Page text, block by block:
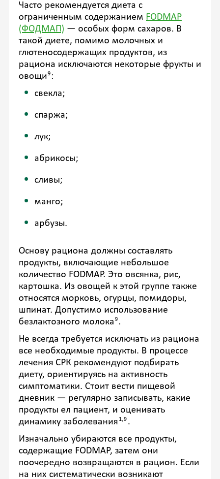
Часто рекомендуется диета с
ограниченным содержанием FODMAP
(ФОДМАП) — особых форм сахаров. В
такой диете, помимо молочных и
глютеносодержащих продуктов, из
рациона исключаются некоторые фрукты и
овощи9 :
свекла;
спаржа;
лук;
абрикосы;
сливы;
манго;
арбузы.
Основу рациона должны составлять
продукты, включающие небольшое
количество FODMAP. Это овсянка, рис,
картошка. Из овощей к этой группе также
относятся морковь, огурцы, помидоры,
шпинат. Допустимо использование
безлактозного молока9.
Не всегда требуется исключать из рациона
все необходимые продукты. В процессе
лечения СРК рекомендуют подбирать
диету, ориентируясь на активность
симптоматики. Стоит вести пищевой
дневник — регулярно записывать, какие
продукты ел пациент, и оценивать
динамику заболевания 1,9 .
Изначально убираются все продукты,
содержащие FODMAP, затем они
поочередно возвращаются в рацион. Если
на них систематически возникают